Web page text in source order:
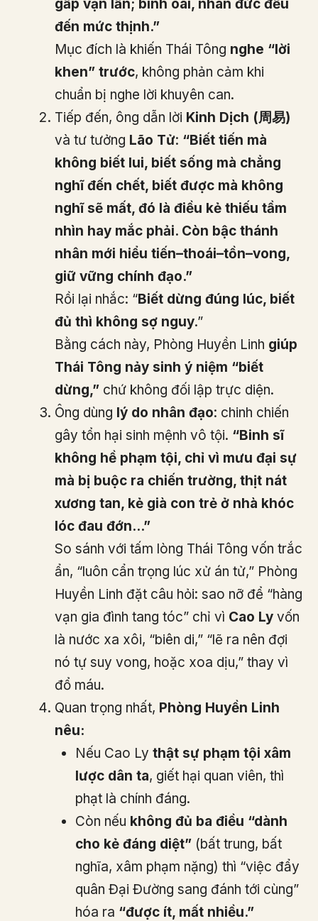
gấp vạn lần; binh oai, nhân đức đều
đến mức thịnh.”
Mục đích là khiến Thái Tông nghe “lời
khen” trước, không phản cảm khi
chuẩn bị nghe lời khuyên can.
Tiếp đến, ông dẫn lời Kinh Dịch (周易)
và tư tưởng Lão Tử: “Biết tiến mà
không biết lui, biết sống mà chẳng
nghĩ đến chết, biết được mà không
nghĩ sẽ mất, đó là điều kẻ thiếu tầm
nhìn hay mắc phải. Còn bậc thánh
nhân mới hiểu tiến–thoái–tồn–vong,
giữ vững chính đạo.”
Rồi lại nhắc: “Biết dừng đúng lúc, biết
đủ thì không sợ nguy.”
Bằng cách này, Phòng Huyền Linh giúp
Thái Tông nảy sinh ý niệm “biết
dừng,” chứ không đối lập trực diện.
Ông dùng lý do nhân đạo: chinh chiến
gây tổn hại sinh mệnh vô tội. “Binh sĩ
không hề phạm tội, chỉ vì mưu đại sự
mà bị buộc ra chiến trường, thịt nát
xương tan, kẻ già con trẻ ở nhà khóc
lóc đau đớn…”
So sánh với tấm lòng Thái Tông vốn trắc
ẩn, “luôn cẩn trọng lúc xử án tử,” Phòng
Huyền Linh đặt câu hỏi: sao nỡ để “hàng
vạn gia đình tang tóc” chỉ vì Cao Ly vốn
là nước xa xôi, “biên di,” “lẽ ra nên đợi
nó tự suy vong, hoặc xoa dịu,” thay vì
đổ máu.
Quan trọng nhất, Phòng Huyền Linh
nêu:
Nếu Cao Ly thật sự phạm tội xâm
lược dân ta, giết hại quan viên, thì
phạt là chính đáng.
Còn nếu không đủ ba điều “dành
cho kẻ đáng diệt”(bất trung, bất
nghĩa, xâm phạm nặng) thì “việc đẩy
quân Đại Đường sang đánh tới cùng”
hóa ra “được ít, mất nhiều.”